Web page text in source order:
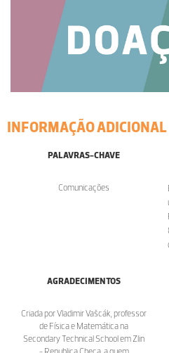
INFORMAÇÃO ADICIONAL
PALAVRAS-CHAVE
Comunicações
AGRADECIMENTOS
Criada por Vladimir Vašcák, professor
de Física e Matemática na
Secondary Technical School em Zlin